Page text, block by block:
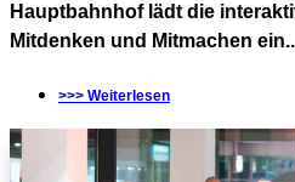
Hauptbahnhof lädt die
Mitdenken und Mitmachen
>>> Weiterlesen